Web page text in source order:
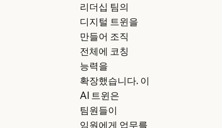
리더십 팀의
디지털 트윈을
만들어 조직
전체에 코칭
능력을
확장했습니다. 이
AI 트윈은
팀원들이
임원에게 업무를